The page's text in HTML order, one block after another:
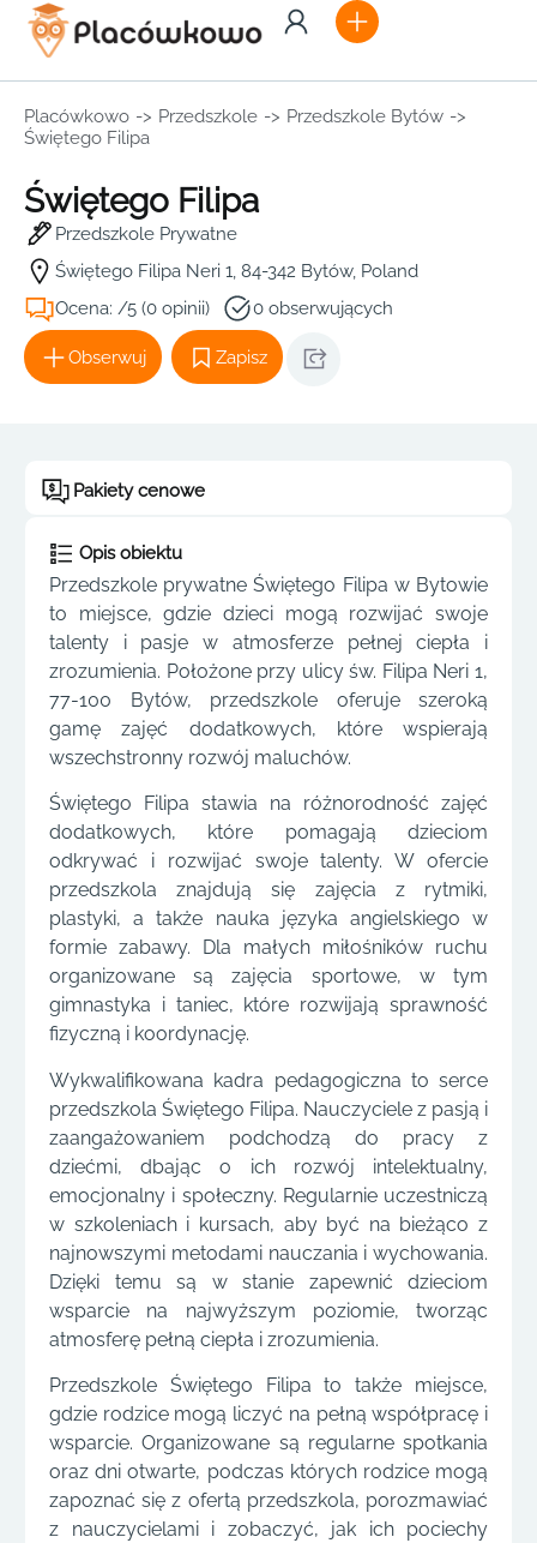
Placówkowo -> Przedszkole -> Przedszkole Bytów ->
Świętego Filipa
Świętego Filipa
Przedszkole Prywatne
Świętego Filipa Neri 1, 84-342 Bytów, Poland
Ocena: /5 (0 opinii)
0 obserwujących
Obserwuj Zapisz
Pakiety cenowe
Opis obiektu
Przedszkole prywatne Świętego Filipa w Bytowie
to miejsce, gdzie dzieci mogą rozwijać swoje
talenty i pasje w atmosferze pełnej ciepła i
zrozumienia. Położone przy ulicy św. Filipa Neri 1,
77-100 Bytów, przedszkole oferuje szeroką
gamę zajęć dodatkowych, które wspierają
wszechstronny rozwój maluchów.
Świętego Filipa stawia na różnorodność zajęć
dodatkowych, które pomagają dzieciom
odkrywać i rozwijać swoje talenty. W ofercie
przedszkola znajdują się zajęcia z rytmiki,
plastyki, a także nauka języka angielskiego w
formie zabawy. Dla małych miłośników ruchu
organizowane są zajęcia sportowe, w tym
gimnastyka i taniec, które rozwijają sprawność
fizyczną i koordynację.
Wykwalifikowana kadra pedagogiczna to serce
przedszkola Świętego Filipa. Nauczyciele z pasją i
zaangażowaniem podchodzą do pracy z
dziećmi, dbając o ich rozwój intelektualny,
emocjonalny i społeczny. Regularnie uczestniczą
w szkoleniach i kursach, aby być na bieżąco z
najnowszymi metodami nauczania i wychowania.
Dzięki temu są w stanie zapewnić dzieciom
wsparcie na najwyższym poziomie, tworząc
atmosferę pełną ciepła i zrozumienia.
Przedszkole Świętego Filipa to także miejsce,
gdzie rodzice mogą liczyć na pełną współpracę i
wsparcie. Organizowane są regularne spotkania
oraz dni otwarte, podczas których rodzice mogą
zapoznać się z ofertą przedszkola, porozmawiać
z nauczycielami i zobaczyć, jak ich pociechy